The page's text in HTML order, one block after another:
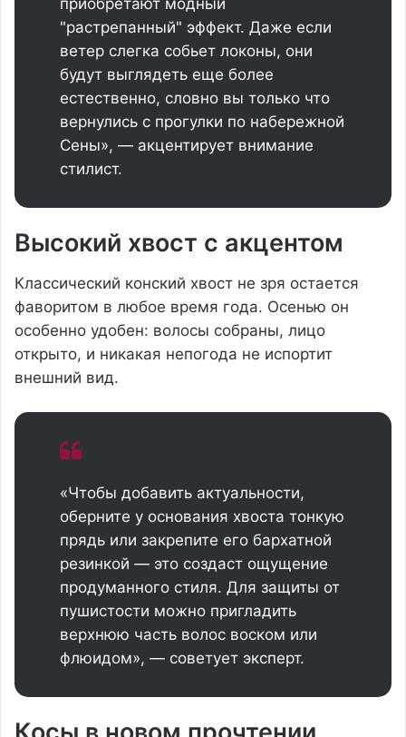
"растрепанный" эффект. Даже если
ветер слегка собьет локоны, они
будут выглядеть еще более
естественно, словно вы только что
вернулись с прогулки по набережной
Сены», — акцентирует внимание
стилист.
Высокий хвост с акцентом
Классический конский хвост не зря остается
фаворитом в любое время года. Осенью он
особенно удобен: волосы собраны, лицо
открыто, и никакая непогода не испортит
внешний вид.
«Чтобы добавить актуальности,
оберните у основания хвоста тонкую
прядь или закрепите его бархатной
резинкой — это создаст ощущение
продуманного стиля. Для защиты от
пушистости можно пригладить
верхнюю часть волос воском или
флюидом», — советует эксперт.